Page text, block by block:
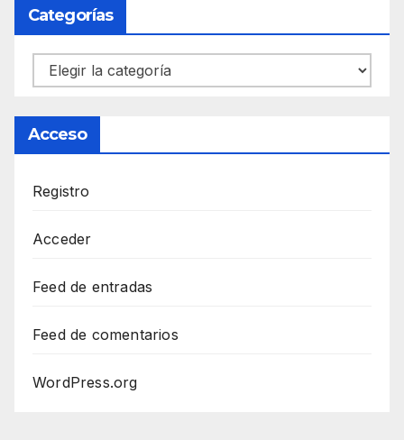
Categorías
Categorías
Acceso
Registro
Acceder
Feed de entradas
Feed de comentarios
WordPress.org